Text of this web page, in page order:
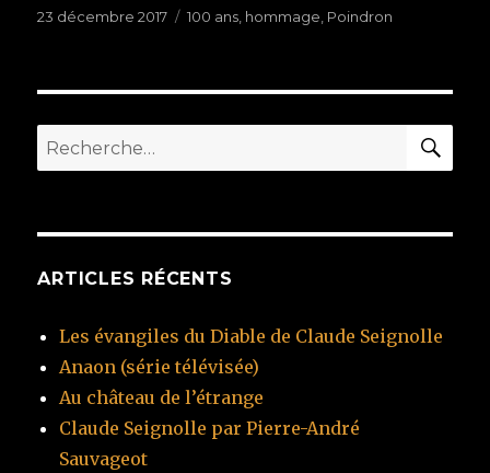
Publié
23 décembre 2017 Étiquettes
100 ans hommage Poindron
Recherche
pour
ARTICLES RÉCENTS
Les évangiles du Diable de Claude Seignolle
Anaon (série télévisée)
Au château de l’étrange
Claude Seignolle par Pierre-André
Sauvageot